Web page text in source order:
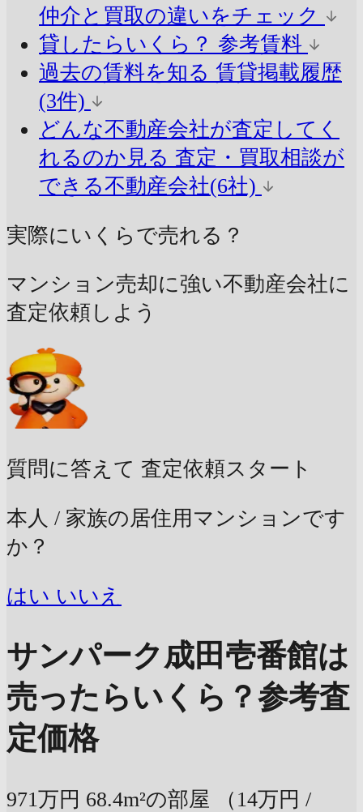
仲介と買取の違いをチェック
貸したらいくら？ 参考賃料
過去の賃料を知る 賃貸掲載履歴
(3件)
どんな不動産会社が査定してく
れるのか見る 査定・買取相談が
できる不動産会社(6社)
実際にいくらで売れる？
マンション売却に強い不動産会社に
査定依頼しよう
質問に答えて 査定依頼スタート
本人 / 家族の居住用マンションです
か？
はい いいえ
サンパーク成田壱番館は
売ったらいくら？参考査
定価格
971万円 68.4m²の部屋 （14万円 /